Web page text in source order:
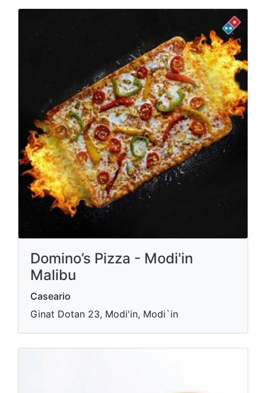
Domino’s Pizza - Modi'in
Malibu
Caseario
Ginat Dotan 23, Modi'in, Modi`in